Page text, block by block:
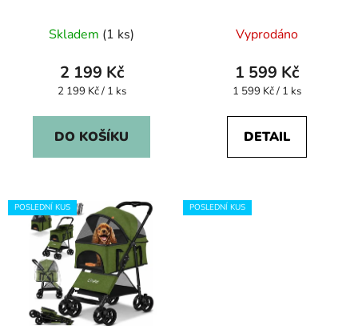
Skladem (1 ks)
2 199 Kč
Měrná
2 199 Kč / 1 ks
DO KOŠÍKU
Vyprodáno
1 599 Kč
Měrná
1 599 Kč / 1 ks
DETAIL
POSLEDNÍ KUS POSLEDNÍ KUS